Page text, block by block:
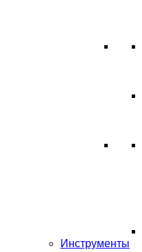
Инструменты